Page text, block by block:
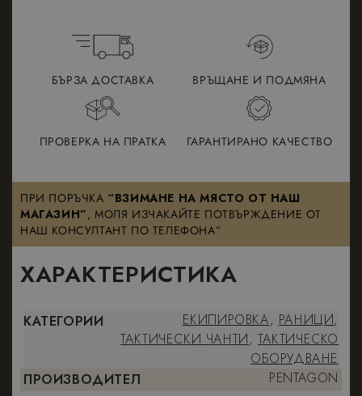
БЪРЗА ДОСТАВКА ВРЪЩАНЕ И ПОДМЯНА
ПРОВЕРКА НА ПРАТКА ГАРАНТИРАНО КАЧЕСТВО
ПРИ ПОРЪЧКА “ВЗИМАНЕ НА МЯСТО ОТ НАШ
МАГАЗИН”, МОЛЯ ИЗЧАКАЙТЕ ПОТВЪРЖДЕНИЕ ОТ
НАШ КОНСУЛТАНТ ПО ТЕЛЕФОНА”
ХАРАКТЕРИСТИКА
КАТЕГОРИИ ЕКИПИРОВКА, РАНИЦИ,
ТАКТИЧЕСКИ ЧАНТИ,ТАКТИЧЕСКО
ОБОРУДВАНЕ
ПРОИЗВОДИТЕЛ
PENTAGON